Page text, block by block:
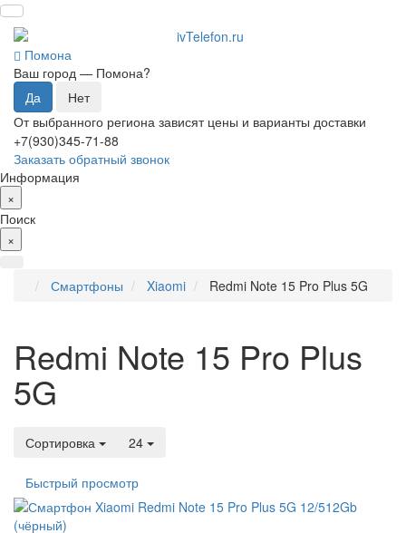
Помона
Ваш город — Помона?
От выбранного региона зависят цены и варианты доставки
+7(930)345-71-88
Заказать обратный звонок
Информация
×
Поиск
×
Смартфоны Xiaomi Redmi Note 15 Pro Plus 5G
Redmi Note 15 Pro Plus
5G
Сортировка 24
Быстрый просмотр